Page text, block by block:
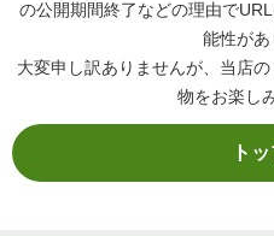
の公開期間終了などの理由で
能性があ
大変申し訳ありませんが、当店
物をお楽し
ト